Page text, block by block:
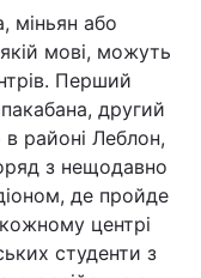
міньян або
мові, можуть
Перший
другий
районі Леблон,
з нещодавно
де пройде
центрі
студенти з